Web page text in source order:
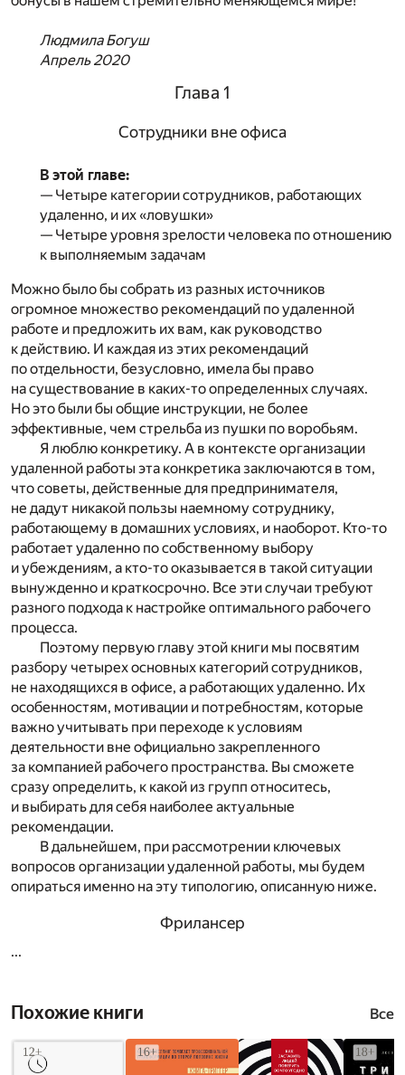
Людмила Богуш
Апрель 2020
Глава 1
Сотрудники вне офиса
В этой главе:
— Четыре категории сотрудников, работающих
удаленно, и их «ловушки»
— Четыре уровня зрелости человека по отношению
к выполняемым задачам
Можно было бы собрать из разных источников
огромное множество рекомендаций по удаленной
работе и предложить их вам, как руководство
к действию. И каждая из этих рекомендаций
по отдельности, безусловно, имела бы право
на существование в каких-то определенных случаях.
Но это были бы общие инструкции, не более
эффективные, чем стрельба из пушки по воробьям.
Я люблю конкретику. А в контексте организации
удаленной работы эта конкретика заключаются в том,
что советы, действенные для предпринимателя,
не дадут никакой пользы наемному сотруднику,
работающему в домашних условиях, и наоборот. Кто-то
работает удаленно по собственному выбору
и убеждениям, а кто-то оказывается в такой ситуации
вынужденно и краткосрочно. Все эти случаи требуют
разного подхода к настройке оптимального рабочего
процесса.
Поэтому первую главу этой книги мы посвятим
разбору четырех основных категорий сотрудников,
не находящихся в офисе, а работающих удаленно. Их
особенностям, мотивации и потребностям, которые
важно учитывать при переходе к условиям
деятельности вне официально закрепленного
за компанией рабочего пространства. Вы сможете
сразу определить, к какой из групп относитесь,
и выбирать для себя наиболее актуальные
рекомендации.
В дальнейшем, при рассмотрении ключевых
вопросов организации удаленной работы, мы будем
опираться именно на эту типологию, описанную ниже.
Фрилансер
...
Похожие книги Все